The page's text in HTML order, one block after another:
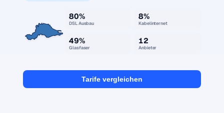
80%
DSL Ausbau
8%
Kabelinternet
49%
Glasfaser
12
Anbieter
Tarife vergleichen